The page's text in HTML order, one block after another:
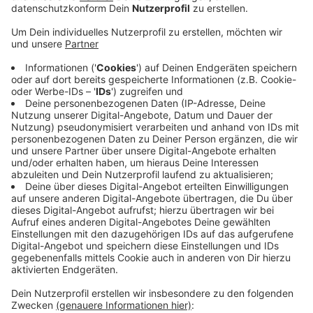
Anzeige
Damit sollen sie deutlich machen, was sie vom
Angebot der Arbeitgeberseite in den aktuellen
Tarifverhandlungen halten. Die Barmer will ihren
Beschäftigten erst im 2. Jahr etwas mehr zahlen.
Doch das gleicht gerade mal die Inflation aus, kritisiert
ver.di. Die Gewerkschaft fordert 7 Prozent mehr Geld.
Der Streik hat aber keine Auswirkungen auf uns im
Westmünsterland!Die Geschäftsstellen in
Stadtlohn, Bocholt und Borken sind normal
geöffnet!
Anzeige